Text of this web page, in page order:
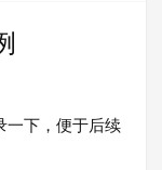
一下，便于后续